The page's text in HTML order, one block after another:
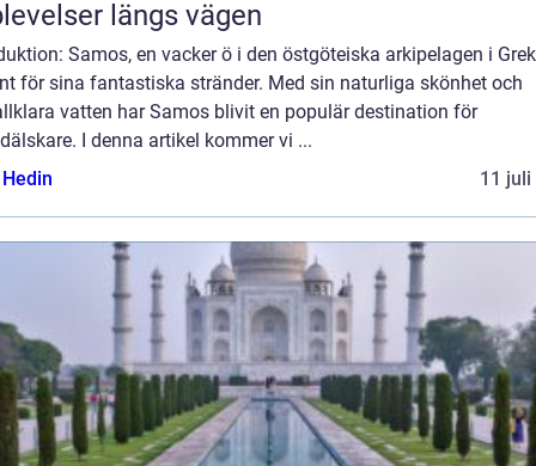
längs vägen
Samos, en vacker ö i den östgöteiska arkipelagen i
för sina fantastiska stränder. Med sin naturliga skönhet och
vatten har Samos blivit en populär destination för
I denna artikel kommer vi ...
11 juli